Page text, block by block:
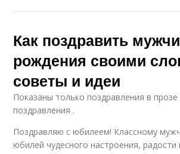
Как поздравить
рождения своими
советы и идеи
Показаны только поздравления в прозе
поздравления .
Поздравляю с юбилеем! Классному
юбилей чудесного настроения, радости